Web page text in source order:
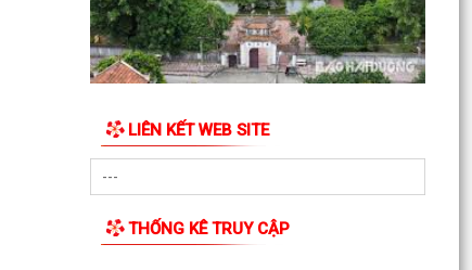
LIÊN KẾT WEB SITE
THỐNG KÊ TRUY CẬP